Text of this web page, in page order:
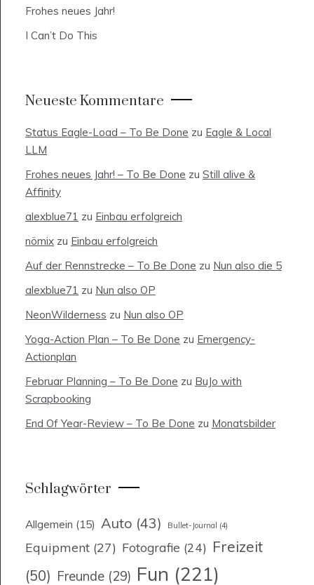
Frohes neues Jahr!
I Can’t Do This
Neueste Kommentare
Status Eagle-Load – To Be Done zu Eagle & Local
LLM
Frohes neues Jahr! – To Be Done zu Still alive &
Affinity
alexblue71 zu Einbau erfolgreich
nömix zu Einbau erfolgreich
Auf der Rennstrecke – To Be Done zu Nun also die 5
alexblue71 zu Nun also OP
NeonWilderness zu Nun also OP
Yoga-Action Plan – To Be Done zu Emergency-
Actionplan
Februar Planning – To Be Done zu BuJo with
Scrapbooking
End Of Year-Review – To Be Done zu Monatsbilder
Schlagwörter
Allgemein (15) Auto (43) Bullet-Journal (4)
Equipment (27) Fotografie (24) Freizeit
(50) Freunde (29) Fun (221)